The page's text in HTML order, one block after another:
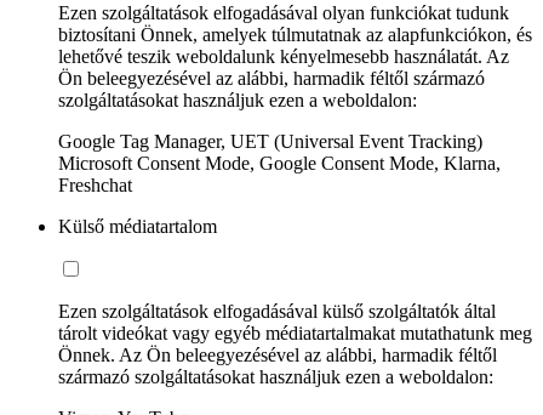
Ezen szolgáltatások elfogadásával olyan funkciókat tudunk
biztosítani Önnek, amelyek túlmutatnak az alapfunkciókon, és
lehetővé teszik weboldalunk kényelmesebb használatát. Az
Ön beleegyezésével az alábbi, harmadik féltől származó
szolgáltatásokat használjuk ezen a weboldalon:
Google Tag Manager, UET (Universal Event Tracking)
Microsoft Consent Mode, Google Consent Mode, Klarna,
Freshchat
Külső médiatartalom
Ezen szolgáltatások elfogadásával külső szolgáltatók által
tárolt videókat vagy egyéb médiatartalmakat mutathatunk meg
Önnek. Az Ön beleegyezésével az alábbi, harmadik féltől
származó szolgáltatásokat használjuk ezen a weboldalon: